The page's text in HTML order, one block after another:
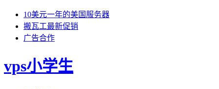
10美元一年的美国服务器
搬瓦工最新促销
广告合作
vps小学生